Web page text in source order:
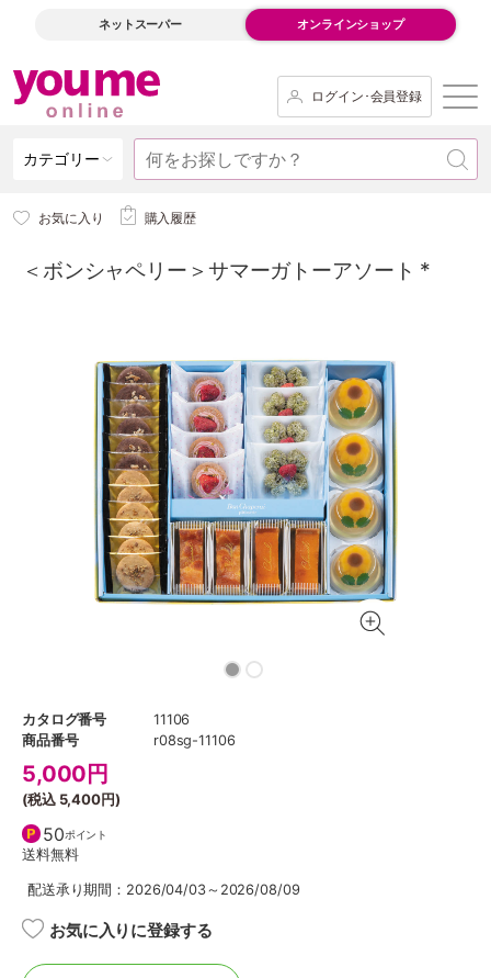
ネットスーパー オンラインショップ
ログイン･会員登録
カテゴリー
お気に入り 購入履歴
＜ボンシャペリー＞サマーガトーアソート *
カタログ番号
11106
商品番号
r08sg-11106
5,000 円
(税込 5,400円)
50ポイント
送料無料
配送承り期間：2026/04/03～2026/08/09
お気に入りに登録する